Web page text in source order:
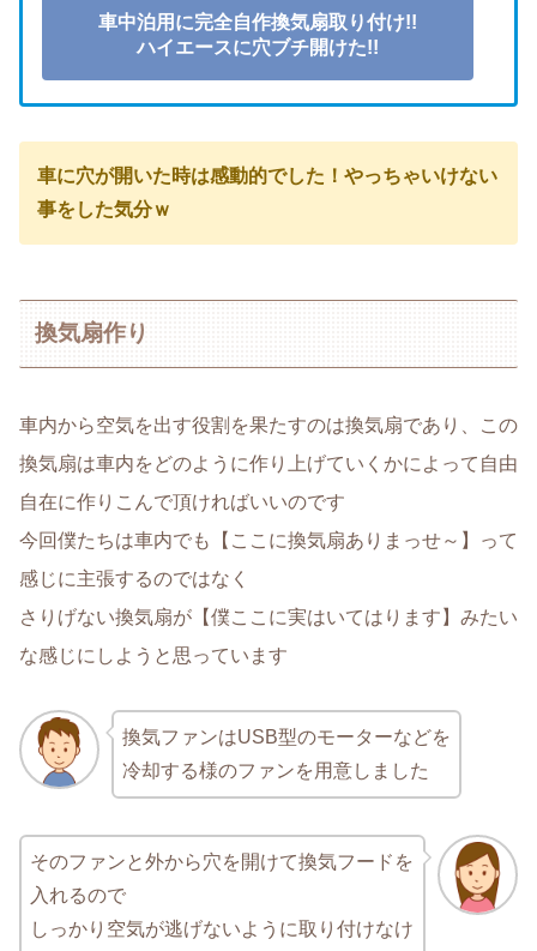
車中泊用に完全自作換気扇取り付け!!
ハイエースに穴ブチ開けた!!
車に穴が開いた時は感動的でした！やっちゃいけない
事をした気分ｗ
換気扇作り
車内から空気を出す役割を果たすのは換気扇であり、この
換気扇は車内をどのように作り上げていくかによって自由
自在に作りこんで頂ければいいのです
今回僕たちは車内でも【ここに換気扇ありまっせ～】って
感じに主張するのではなく
さりげない換気扇が【僕ここに実はいてはります】みたい
な感じにしようと思っています
換気ファンはUSB型のモーターなどを
冷却する様のファンを用意しました
そのファンと外から穴を開けて換気フードを
入れるので
しっかり空気が逃げないように取り付けなけ